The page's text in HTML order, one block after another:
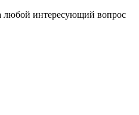
любой интересующий вопрос